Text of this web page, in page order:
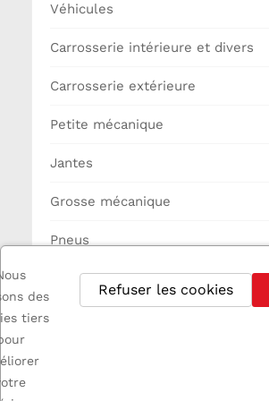
Véhicules
Carrosserie intérieure et divers
Carrosserie extérieure
Petite mécanique
Jantes
Grosse mécanique
Pneus
Partie Cycle
des
tiers
Refuser les cookies